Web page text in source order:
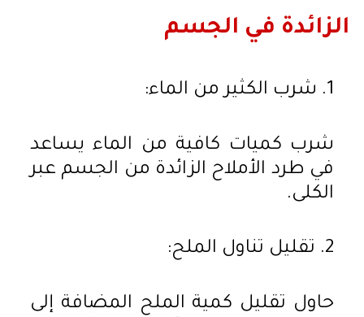
الزائدة في الجسم
1. شرب الكثير من الماء:
شرب كميات كافية من الماء يساعد
في طرد الأملاح الزائدة من الجسم عبر
الكلى.
2. تقليل تناول الملح:
حاول تقليل كمية الملح المضافة إلى